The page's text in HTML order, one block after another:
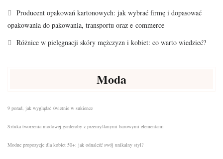
Producent opakowań kartonowych: jak wybrać firmę i dopasować
opakowania do pakowania, transportu oraz e-commerce
Różnice w pielęgnacji skóry mężczyzn i kobiet: co warto wiedzieć?
Moda
9 porad, jak wyglądać świetnie w sukience
Sztuka tworzenia modowej garderoby z przemyślanymi bazowymi elementami
Modne propozycje dla kobiet 50+: jak odnaleźć swój unikalny styl?